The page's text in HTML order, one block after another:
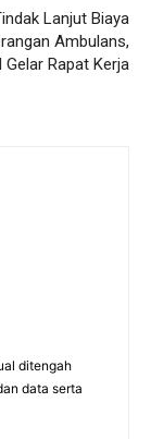
Lanjut Biaya
Ambulans,
Rapat Kerja
ditengah
data serta